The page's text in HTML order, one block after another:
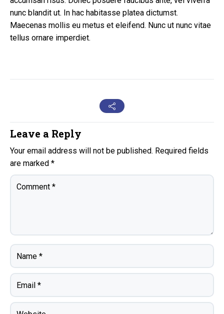
nunc blandit ut. In hac habitasse platea dictumst.
Maecenas mollis eu metus et eleifend. Nunc ut nunc vitae
tellus ornare imperdiet.
Leave a Reply
Your email address will not be published. Required fields
are marked *